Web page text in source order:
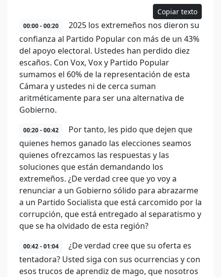
Copiar texto
00:00 - 00:20
2025 los extremeños nos dieron su
confianza al Partido Popular con más de un 43%
del apoyo electoral. Ustedes han perdido diez
escaños. Con Vox, Vox y Partido Popular
sumamos el 60% de la representación de esta
Cámara y ustedes ni de cerca suman
aritméticamente para ser una alternativa de
Gobierno.
00:20 - 00:42
Por tanto, les pido que dejen que
quienes hemos ganado las elecciones seamos
quienes ofrezcamos las respuestas y las
soluciones que están demandando los
extremeños. ¿De verdad cree que yo voy a
renunciar a un Gobierno sólido para abrazarme
a un Partido Socialista que está carcomido por la
corrupción, que está entregado al separatismo y
que se ha olvidado de esta región?
00:42 - 01:04
¿De verdad cree que su oferta es
tentadora? Usted siga con sus ocurrencias y con
esos trucos de aprendiz de mago, que nosotros